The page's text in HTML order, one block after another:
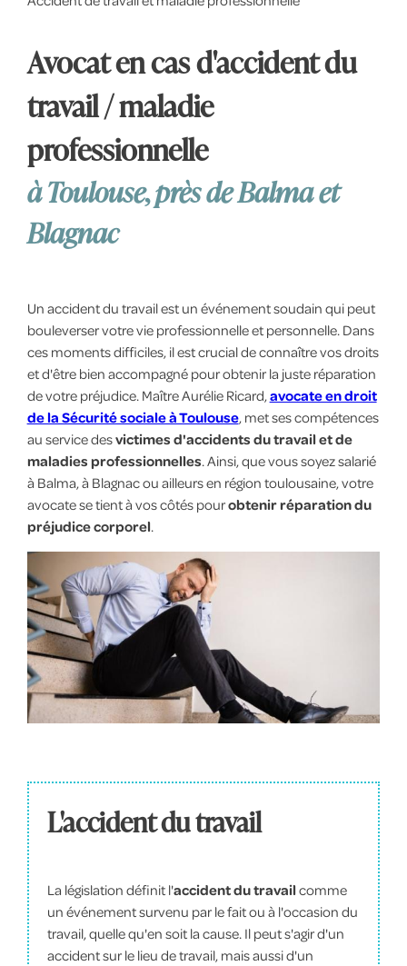
Avocat en cas d'accident du
travail / maladie
professionnelle
à Toulouse, près de Balma et
Blagnac
Un accident du travail est un événement soudain qui peut
bouleverser votre vie professionnelle et personnelle. Dans
ces moments difficiles, il est crucial de connaître vos droits
et d'être bien accompagné pour obtenir la juste réparation
de votre préjudice. Maître Aurélie Ricard,avocate en droit
de la Sécurité sociale à Toulouse, met ses compétences
au service desvictimes d'accidents du travail et de
maladies professionnelles. Ainsi, que vous soyez salarié
à Balma, à Blagnac ou ailleurs en région toulousaine, votre
avocate se tient à vos côtés pourobtenirréparation du
préjudice corporel.
L'accident du travail
La législation définit l'accident du travailcomme
un événement survenu par le fait ou à l'occasion du
travail, quelle qu'en soit la cause. Il peut s'agir d'un
accident sur le lieu de travail, mais aussi d'un